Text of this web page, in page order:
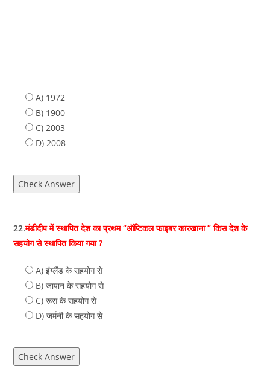
A) 1972
B) 1900
C) 2003
D) 2008
Check Answer
22.मंडीदीप में स्थापित देश का प्रथम “ऑप्टिकल फाइबर कारखाना ” किस देश के
सहयोग से स्थापित किया गया ?
A) इंग्‍लैंड के सहयोग से
B) जापान के सहयोग से
C) रूस के सहयोग से
D) जर्मनी के सहयोग से
Check Answer